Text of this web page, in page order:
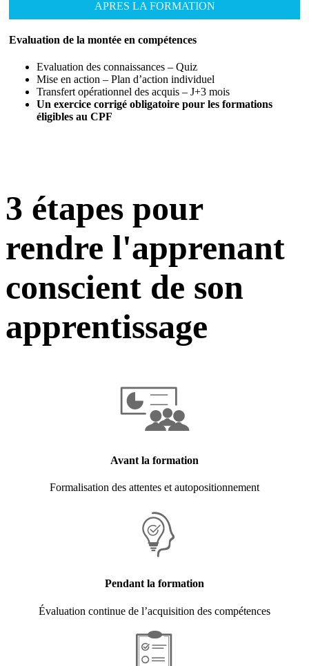
APRES LA FORMATION
Evaluation de la montée en compétences
Evaluation des connaissances – Quiz
Mise en action – Plan d’action individuel
Transfert opérationnel des acquis – J+3 mois
Un exercice corrigé obligatoire pour les formations
éligibles au CPF
3 étapes pour
rendre l'apprenant
conscient de son
apprentissage
Avant la formation
Formalisation des attentes et autopositionnement
Pendant la formation
Évaluation continue de l’acquisition des compétences